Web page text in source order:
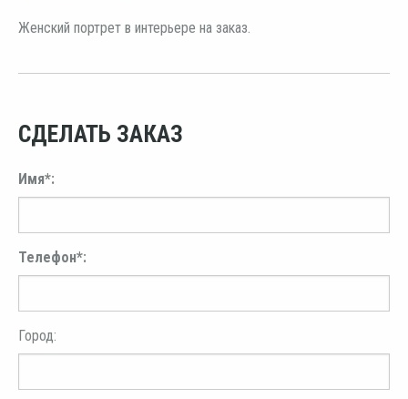
Женский портрет в интерьере на заказ.
СДЕЛАТЬ ЗАКАЗ
Имя*:
Телефон*:
Город: